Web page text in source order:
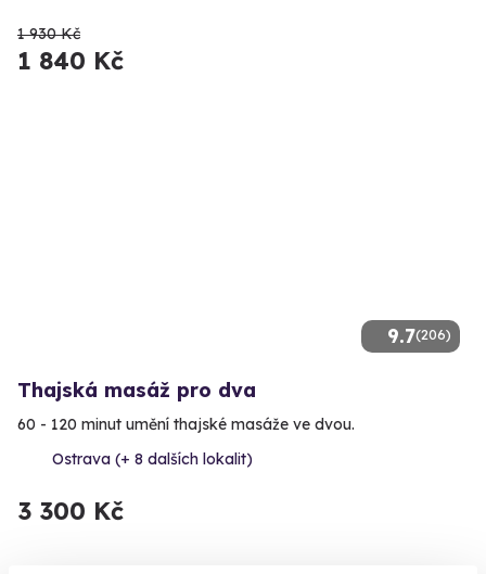
1 930 Kč
1 840 Kč
9.7(206)
Thajská masáž pro dva
60 - 120 minut umění thajské masáže ve dvou.
Ostrava (+ 8 dalších lokalit)
3 300 Kč